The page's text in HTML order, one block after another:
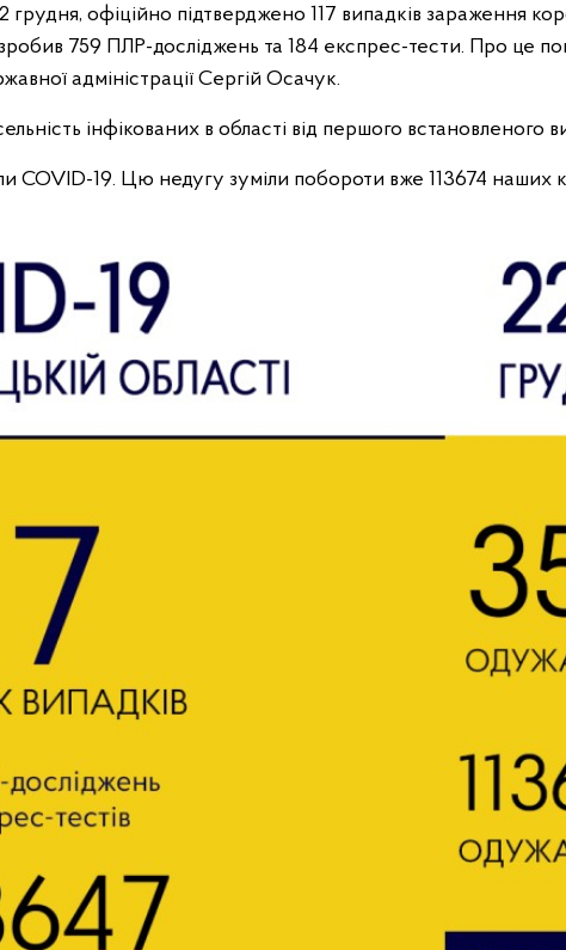
759 ПЛР-досліджень та 184 експрес-тести. Про це
адміністрації Сергій Осачук.
інфікованих в області від першого встановленого
COVID-19. Цю недугу зуміли побороти вже 113674 наших